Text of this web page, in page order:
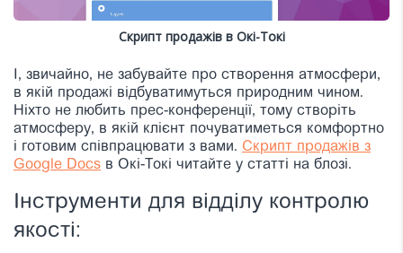
Скрипт продажів в Окі-Токі
І, звичайно, не забувайте про створення атмосфери,
в якій продажі відбуватимуться природним чином.
Ніхто не любить прес-конференції, тому створіть
атмосферу, в якій клієнт почуватиметься комфортно
і готовим співпрацювати з вами. Скрипт продажів з
Google Docs в Окі-Токі читайте у статті на блозі.
Інструменти для відділу контролю
якості: